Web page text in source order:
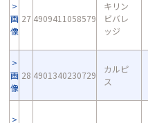
画
像
27 4909411058579
キリン
ビバレ
ッジ
画
像
28 4901340230729
カルピ
ス